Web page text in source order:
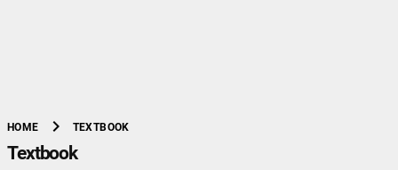
HOME chevron_right TEXTBOOK
Textbook